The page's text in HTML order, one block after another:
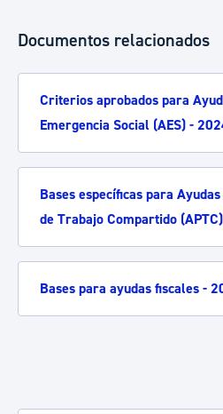
Documentos relacionados
Criterios aprobados para
Emergencia Social (AES) -
Bases específicas para
de Trabajo Compartido
Bases para ayudas fiscales -